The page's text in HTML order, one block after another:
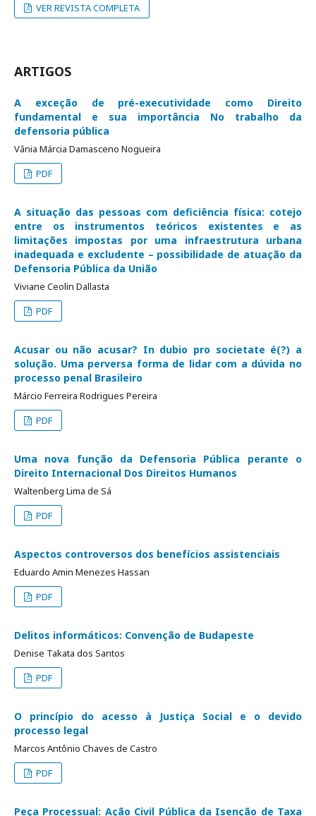
VER REVISTA COMPLETA
ARTIGOS
A exceção de pré-executividade como Direito
fundamental e sua importância No trabalho da
defensoria pública
Vânia Márcia Damasceno Nogueira
PDF
A situação das pessoas com deficiência física: cotejo
entre os instrumentos teóricos existentes e as
limitações impostas por uma infraestrutura urbana
inadequada e excludente – possibilidade de atuação da
Defensoria Pública da União
Viviane Ceolin Dallasta
PDF
Acusar ou não acusar? In dubio pro societate é(?) a
solução. Uma perversa forma de lidar com a dúvida no
processo penal Brasileiro
Márcio Ferreira Rodrigues Pereira
PDF
Uma nova função da Defensoria Pública perante o
Direito Internacional Dos Direitos Humanos
Waltenberg Lima de Sá
PDF
Aspectos controversos dos benefícios assistenciais
Eduardo Amin Menezes Hassan
PDF
Delitos informáticos: Convenção de Budapeste
Denise Takata dos Santos
PDF
O princípio do acesso à Justiça Social e o devido
processo legal
Marcos Antônio Chaves de Castro
PDF
Peça Processual: Ação Civil Pública da Isenção de Taxa